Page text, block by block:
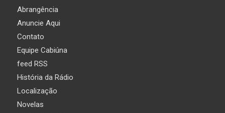
Abrangência
Anuncie Aqui
Contato
Equipe Cabiúna
feed RSS
História da Rádio
Localização
Novelas